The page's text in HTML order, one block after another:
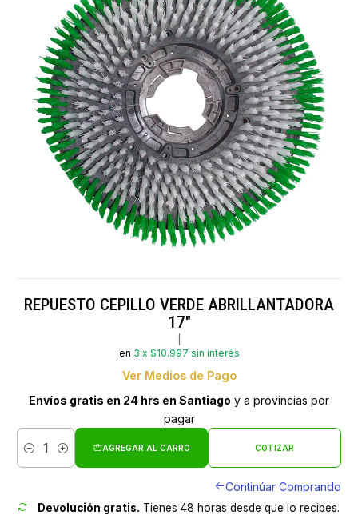
REPUESTO CEPILLO VERDE ABRILLANTADORA
17"
en 3 x $10.997 sin interés
Ver Medios de Pago
Envíos gratis en 24 hrs en Santiago y a provincias por
pagar
Cantidad
AGREGAR AL CARRO COTIZAR
Continúar Comprando
Devolución gratis. Tienes 48 horas desde que lo recibes.